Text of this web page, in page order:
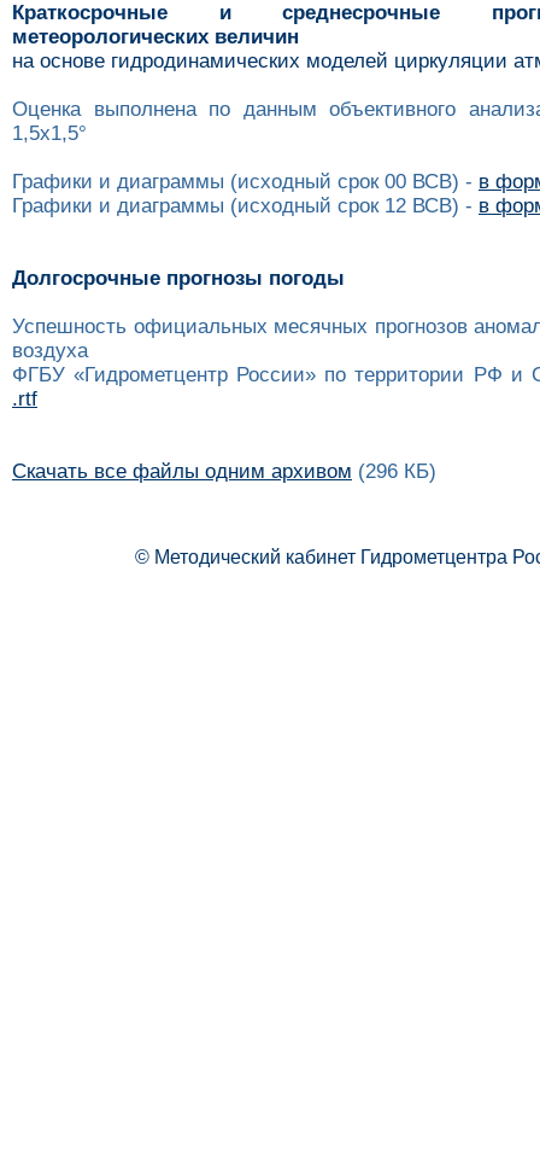
Краткосрочные и среднесрочные
метеорологических величин
на основе гидродинамических моделей циркуляции
Оценка выполнена по данным объективного
1,5x1,5°
Графики и диаграммы (исходный срок 00 ВСВ) - в
Графики и диаграммы (исходный срок 12 ВСВ) - в
Долгосрочные прогнозы погоды
Успешность официальных месячных прогнозов
воздуха
ФГБУ «Гидрометцентр России» по территории РФ
.rtf
Скачать все файлы одним архивом (296 КБ)
© Методический кабинет Гидрометцентра